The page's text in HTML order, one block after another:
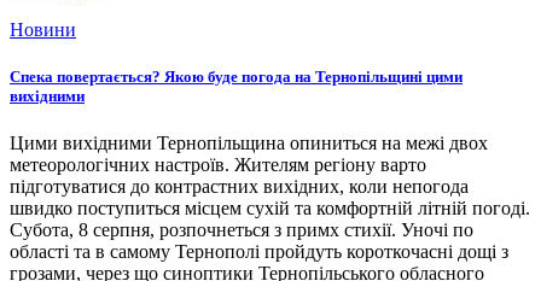
Новини
Спека повертається? Якою буде погода на Тернопільщині цими
вихідними
Цими вихідними Тернопільщина опиниться на межі двох
метеорологічних настроїв. Жителям регіону варто
підготуватися до контрастних вихідних, коли непогода
швидко поступиться місцем сухій та комфортній літній погоді.
Субота, 8 серпня, розпочнеться з примх стихії. Уночі по
області та в самому Тернополі пройдуть короткочасні дощі з
грозами, через що синоптики Тернопільського обласного